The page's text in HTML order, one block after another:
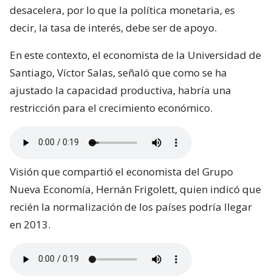
desacelera, por lo que la política monetaria, es
decir, la tasa de interés, debe ser de apoyo.
En este contexto, el economista de la Universidad de
Santiago, Víctor Salas, señaló que como se ha
ajustado la capacidad productiva, habría una
restricción para el crecimiento económico.
Visión que compartió el economista del Grupo
Nueva Economía, Hernán Frigolett, quien indicó que
recién la normalización de los países podría llegar
en 2013.